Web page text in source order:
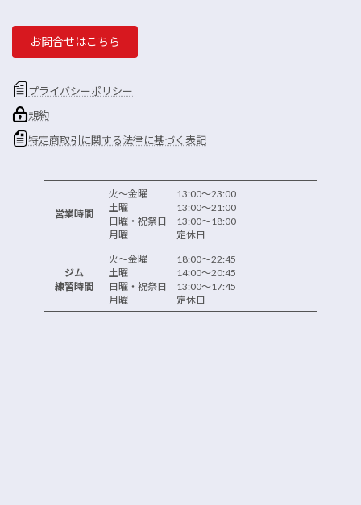
お問合せはこちら
プライバシーポリシー
規約
特定商取引に関する法律に基づく表記
営業時間
火～金曜 13:00～23:00
土曜 13:00～21:00
日曜・祝祭日 13:00～18:00
月曜 定休日
ジム
練習時間
火～金曜 18:00～22:45
土曜 14:00～20:45
日曜・祝祭日 13:00～17:45
月曜 定休日